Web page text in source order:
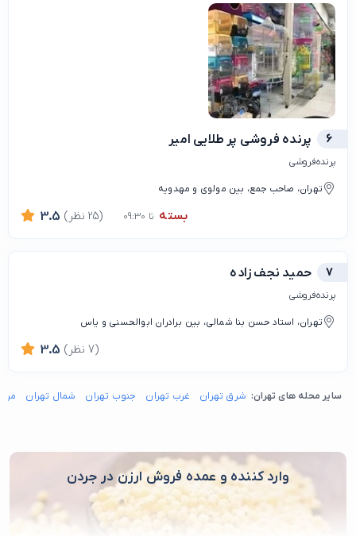
6 پرنده فروشی پر طلایی امیر
پرنده‌فروشی
تهران، صاحب جمع، بین مولوی و مهدویه
بسته تا 09:30 3.5 (25 نظر)
7 حمید نجف زاده
پرنده‌فروشی
تهران، استاد حسن بنا شمالی، بین برادران ابوالحسنی و یاس
3.5 (7 نظر)
سایر محله های تهران: شرق تهران غرب تهران جنوب تهران شمال تهران
وارد کننده و عمده فروش ارزن در جردن